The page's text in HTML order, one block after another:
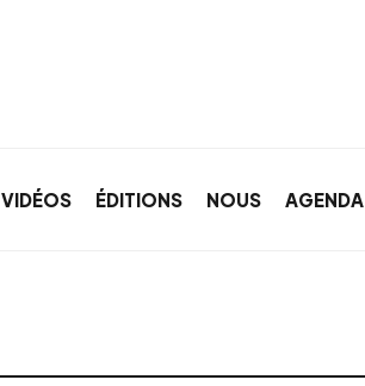
VIDÉOS ÉDITIONS NOUS AGENDA